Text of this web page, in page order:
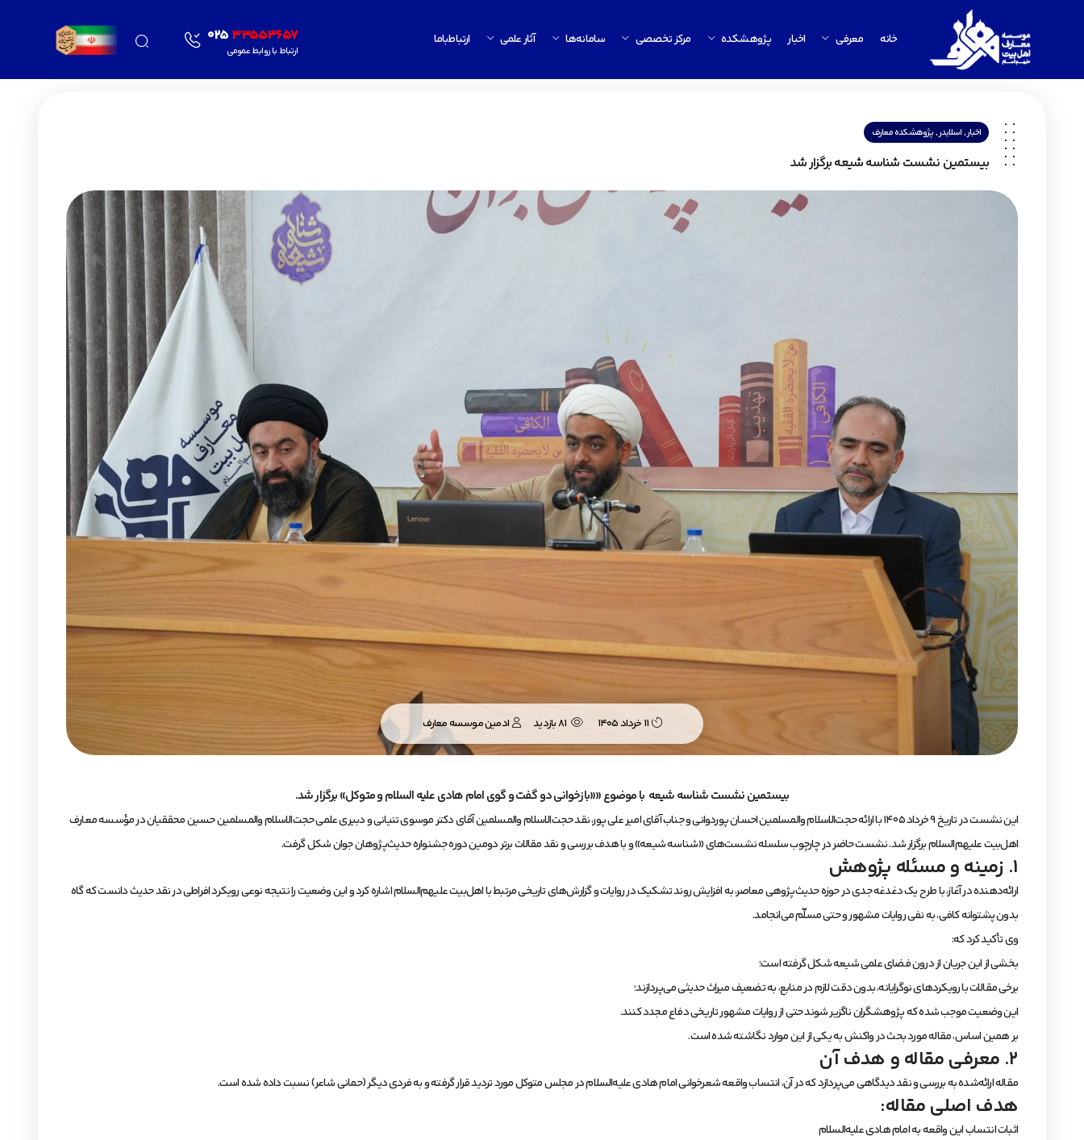
خانه معرفی اخبار پژوهشکده مرکز تخصصی سامانه‌ها آثار علمی ارتباط‌باما 02533553657
ارتباط با روابط عمومی
اخبار,اسلایدر,پژوهشکده معارف
بیستمین نشست شناسه شیعه برگزار شد
11 خرداد 1405 ادمین موسسه معارف
بیستمین نشست شناسه شیعه با موضوع ««بازخوانی دو گفت و گوی امام هادی علیه السلام و متوکل» برگزار شد.
این نشست در تاریخ ۹ خرداد ۱۴۰۵ با ارائه حجت‌الاسلام والمسلمین احسان پوردوانی و جناب آقای امیر علی پور، نقد حجت‌الاسلام والمسلمین آقای دکتر موسوی تنیانی و دبیری علمی حجت‌الاسلام والمسلمین حسین محققیان در مؤسسه معارف
اهل‌بیت علیهم‌السلام برگزار شد. نشست حاضر در چارچوب سلسله نشست‌های «شناسه شیعه» و با هدف بررسی و نقد مقالات برتر دومین دوره جشنواره حدیث‌پژوهان جوان شکل گرفت.
۱. زمینه و مسئله پژوهش
ارائه‌دهنده در آغاز، با طرح یک دغدغه جدی در حوزه حدیث‌پژوهی معاصر، به افزایش روند تشکیک در روایات و گزارش‌های تاریخی مرتبط با اهل‌بیت علیهم‌السلام اشاره کرد و این وضعیت را نتیجه نوعی رویکرد افراطی در نقد حدیث دانست که گاه
بدون پشتوانه کافی، به نفی روایات مشهور و حتی مسلّم می‌انجامد.
وی تأکید کرد که:
بخشی از این جریان از درون فضای علمی شیعه شکل گرفته است؛
برخی مقالات با رویکردهای نوگرایانه، بدون دقت لازم در منابع، به تضعیف میراث حدیثی می‌پردازند؛
این وضعیت موجب شده که پژوهشگران ناگزیر شوند حتی از روایات مشهور تاریخی دفاع مجدد کنند.
بر همین اساس، مقاله مورد بحث در واکنش به یکی از این موارد نگاشته شده است.
۲. معرفی مقاله و هدف آن
مقاله ارائه‌شده به بررسی و نقد دیدگاهی می‌پردازد که در آن، انتساب واقعه شعرخوانی امام هادی علیه‌السلام در مجلس متوکل مورد تردید قرار گرفته و به فردی دیگر (حمانی شاعر) نسبت داده شده است.
هدف اصلی مقاله:
اثبات انتساب این واقعه به امام هادی علیه‌السلام